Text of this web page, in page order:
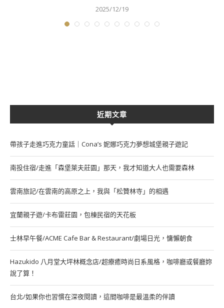
2025/12/19
近期文章
帶孩子走進巧克力童話｜Cona’s 妮娜巧克力夢想城堡親子遊記
南投住宿/走進「森堡萊夫莊園」那天，我才知道大人也需要森林
雲南旅記/在雲南的高原之上，我與「松贊林寺」的相遇
宜蘭親子遊/卡布雷莊園，包棟民宿的天花板
士林早午餐/ACME Cafe Bar & Restaurant/劇場日光，慵懶朝食
Hazukido 八月堂大坪林概念店/超療癒時尚日系風格，咖啡廳或餐廳妳
說了算！
台北/如果你也習慣在深夜閱讀，這間咖啡是最溫柔的伴讀